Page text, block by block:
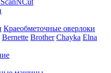
Краеобметочные оверлоки
Bernette Brother Chayka Elna